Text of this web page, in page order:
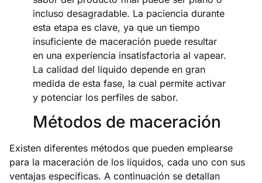
incluso desagradable. La paciencia durante
esta etapa es clave, ya que un tiempo
insuficiente de maceración puede resultar
en una experiencia insatisfactoria al vapear.
La calidad del líquido depende en gran
medida de esta fase, la cual permite activar
y potenciar los perfiles de sabor.
Métodos de maceración
Existen diferentes métodos que pueden emplearse
para la maceración de los líquidos, cada uno con sus
ventajas específicas. A continuación se detallan